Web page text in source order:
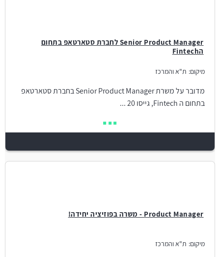
Senior Product Manager לחברת סטארטאפ בתחום
הFintech
מיקום: ת"א והמרכז
מדובר על משרת Senior Product Manager בחברת סטארטאפ
בתחום ה Fintech, גייסו 20 ...
Product Manager - משרה בפוזיציה יחידה!
מיקום: ת"א והמרכז